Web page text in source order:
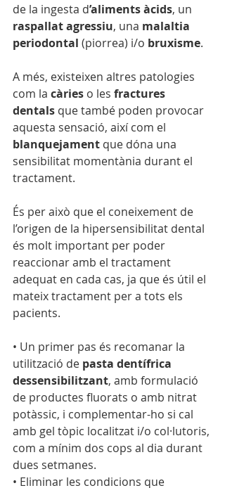
de la ingesta d’aliments àcids, un
raspallat agressiu, una malaltia
periodontal (piorrea) i/o bruxisme.
A més, existeixen altres patologies
com la càries o les fractures
dentals que també poden provocar
aquesta sensació, així com el
blanquejament que dóna una
sensibilitat momentània durant el
tractament.
És per això que el coneixement de
l’origen de la hipersensibilitat dental
és molt important per poder
reaccionar amb el tractament
adequat en cada cas, ja que és útil el
mateix tractament per a tots els
pacients.
• Un primer pas és recomanar la
utilització de pasta dentífrica
dessensibilitzant, amb formulació
de productes fluorats o amb nitrat
potàssic, i complementar-ho si cal
amb gel tòpic localitzat i/o col·lutoris,
com a mínim dos cops al dia durant
dues setmanes.
• Eliminar les condicions que